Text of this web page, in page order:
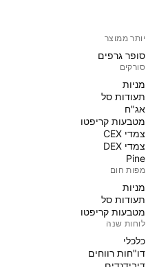
יותר ממוצר
סופר גרפים
סורקים
מניות‏
תעודות סל
אג"ח
מטבעות קריפטו
צמדי CEX
צמדי DEX
Pine
מפות חום
מניות‏
תעודות סל
מטבעות קריפטו
לוחות שנה
כלכלי
דו"חות רווחים